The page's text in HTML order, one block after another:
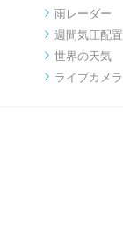
 雨レーダー
 週間気圧配置
 世界の天気
 ライブカメラ